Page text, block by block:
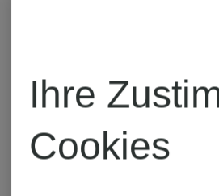
CHF 499
Ihre
Cookies